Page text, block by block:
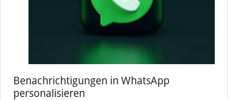
Benachrichtigungen in WhatsApp
personalisieren